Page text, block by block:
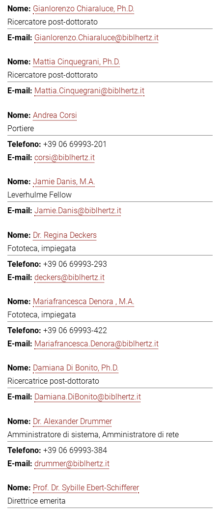
Gianlorenzo Chiaraluce, Ph.D.
Ricercatore post-dottorato
Gianlorenzo.Chiaraluce@biblhertz.it
Mattia Cinquegrani, Ph.D.
Ricercatore post-dottorato
Mattia.Cinquegrani@biblhertz.it
Andrea Corsi
Portiere
+39 06 69993-201
corsi@biblhertz.it
Jamie Danis, M.A.
Leverhulme Fellow
Jamie.Danis@biblhertz.it
Dr. Regina Deckers
Fototeca, impiegata
+39 06 69993-293
deckers@biblhertz.it
Mariafrancesca Denora , M.A.
Fototeca, impiegata
+39 06 69993-422
Mariafrancesca.Denora@biblhertz.it
Damiana Di Bonito, Ph.D.
Ricercatrice post-dottorato
Damiana.DiBonito@biblhertz.it
Dr. Alexander Drummer
Amministratore di sistema, Amministratore di rete
+39 06 69993-384
drummer@biblhertz.it
Prof. Dr. Sybille Ebert-Schifferer
Direttrice emerita